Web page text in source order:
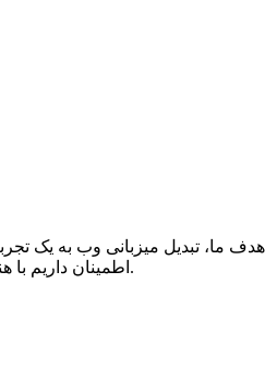
اطمینان داریم با هنر کار تیمی و قدرت تیم حرفه ای متخصصان پارسه دو، می توانیم به رویاهای شما رنگ واقعیت ببخشیم و در تمامی بلندپروازی هایتان، حامی کسب و کار آنلاین شما بمانیم.